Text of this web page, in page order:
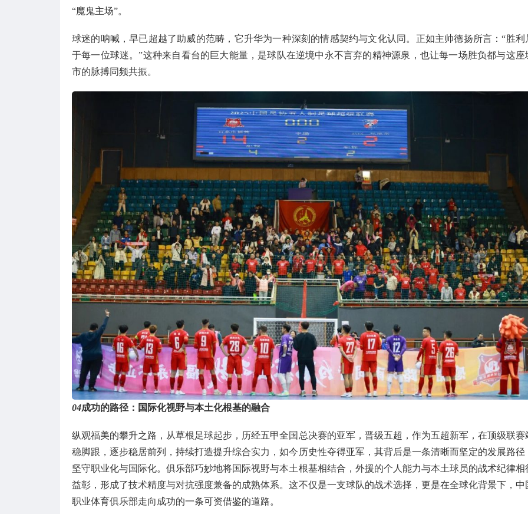
“魔鬼主场”。
球迷的呐喊，早已超越了助威的范畴，它升华为一种深刻的情感契约与文化认同。正如主帅德扬所言：“胜利
于每一位球迷。”这种来自看台的巨大能量，是球队在逆境中永不言弃的精神源泉，也让每一场胜负都与这座
市的脉搏同频共振。
04成功的路径：国际化视野与本土化根基的融合
纵观福美的攀升之路，从草根足球起步，历经五甲全国总决赛的亚军，晋级五超，作为五超新军，在顶级联赛
稳脚跟，逐步稳居前列，持续打造提升综合实力，如今历史性夺得亚军，其背后是一条清晰而坚定的发展路径
坚守职业化与国际化。俱乐部巧妙地将国际视野与本土根基相结合，外援的个人能力与本土球员的战术纪律相
益彰，形成了技术精度与对抗强度兼备的成熟体系。这不仅是一支球队的战术选择，更是在全球化背景下，中
职业体育俱乐部走向成功的一条可资借鉴的道路。